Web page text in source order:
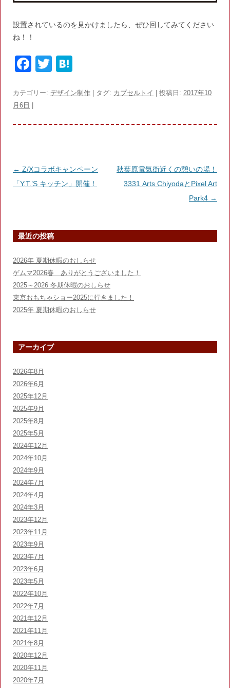
設置されているのを見かけましたら、ぜひ回してみてください
ね！！
F
c
e
b
o
k
T
itt e
a
カテゴリー: デザイン制作 | タグ: カプセルトイ | 投稿日: 2017年10
月6日
投
稿
ー
シ
ョ
ン
← Z/Xコラボキャンペーン
「Y.T.’S キッチン」開催！
秋葉原電気街近くの憩いの場！
3331 Arts ChiyodaとPixel Art
Park4 →
最近の投稿
2026年 夏期休暇のおしらせ
ゲムマ2026春 ありがとうございました！
2025～2026 冬期休暇のおしらせ
東京おもちゃショー2025に行きました！
2025年 夏期休暇のおしらせ
アーカイブ
2026年8月
2026年6月
2025年12月
2025年9月
2025年8月
2025年5月
2024年12月
2024年10月
2024年9月
2024年7月
2024年4月
2024年3月
2023年12月
2023年11月
2023年9月
2023年7月
2023年6月
2023年5月
2022年10月
2022年7月
2021年12月
2021年11月
2021年8月
2020年12月
2020年11月
2020年7月